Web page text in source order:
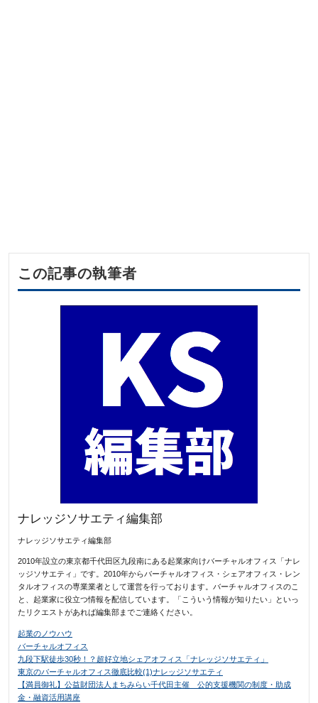
この記事の執筆者
ナレッジソサエティ編集部
ナレッジソサエティ編集部
2010年設立の東京都千代田区九段南にある起業家向けバーチャルオフィス「ナレ
ッジソサエティ」です。2010年からバーチャルオフィス・シェアオフィス・レン
タルオフィスの専業業者として運営を行っております。バーチャルオフィスのこ
と、起業家に役立つ情報を配信しています。「こういう情報が知りたい」といっ
たリクエストがあれば編集部までご連絡ください。
起業のノウハウ
バーチャルオフィス
九段下駅徒歩30秒！？超好立地シェアオフィス「ナレッジソサエティ」
東京のバーチャルオフィス徹底比較(1)ナレッジソサエティ
【満員御礼】公益財団法人まちみらい千代田主催 公的支援機関の制度・助成
金・融資活用講座